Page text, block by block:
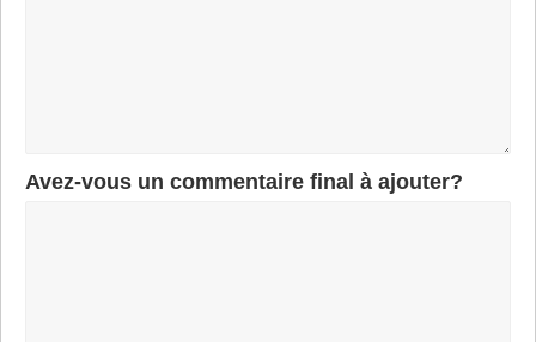
Avez-vous un commentaire final à ajouter?